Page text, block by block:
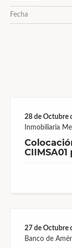
28 de Octubre
Inmobiliaria
27 de Octubre
Banco de